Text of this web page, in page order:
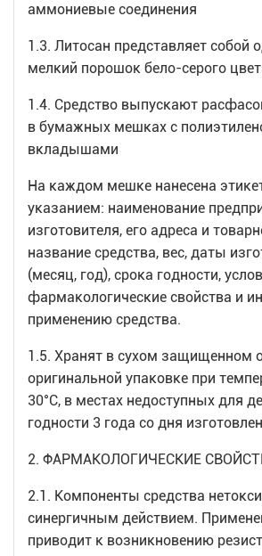
аммониевые соединения
1.3. Литосан представляет собой
мелкий порошок бело-серого
1.4. Средство выпускают
в бумажных мешках с
вкладышами
На каждом мешке нанесена
указанием: наименование
изготовителя, его адреса и
название средства, вес, даты
(месяц, год), срока годности,
фармакологические свойства и
применению средства.
1.5. Хранят в сухом защищенном
оригинальной упаковке при
30°С, в местах недоступных для
годности 3 года со дня
2. ФАРМАКОЛОГИЧЕСКИЕ
2.1. Компоненты средства
синергичным действием.
приводит к возникновению